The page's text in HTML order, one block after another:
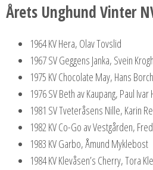
Årets Unghund Vinter
1964 KV Hera, Olav Tovslid
1967 SV Geggens Janka, Svein Krogh
1975 KV Chocolate May, Hans
1976 SV Beth av Kaupang, Paul Ivar
1981 SV Tveteråsens Nille, Karin
1982 KV Co-Go av Vestgården,
1983 KV Garbo, Åmund Myklebost
1984 KV Klevåsen’s Cherry, Tora